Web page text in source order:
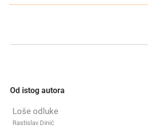
Od istog autora
Loše odluke
Rastislav Dinić